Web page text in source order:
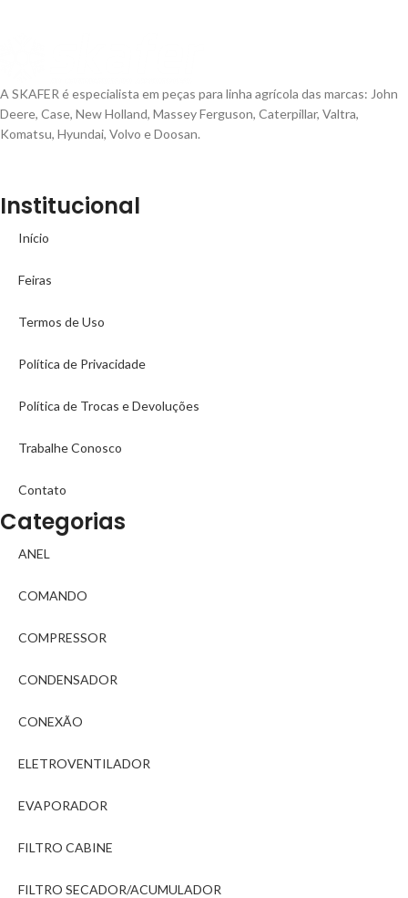
A SKAFER é especialista em peças para linha agrícola das marcas: John
Deere, Case, New Holland, Massey Ferguson, Caterpillar, Valtra,
Komatsu, Hyundai, Volvo e Doosan.
Institucional
Início
Feiras
Termos de Uso
Política de Privacidade
Política de Trocas e Devoluções
Trabalhe Conosco
Contato
Categorias
ANEL
COMANDO
COMPRESSOR
CONDENSADOR
CONEXÃO
ELETROVENTILADOR
EVAPORADOR
FILTRO CABINE
FILTRO SECADOR/ACUMULADOR